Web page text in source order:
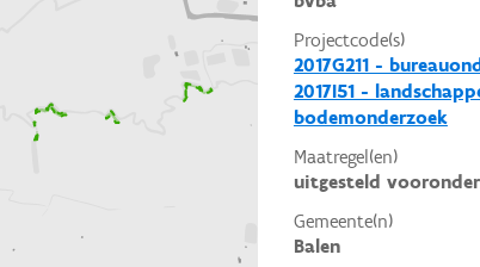
Projectcode(s)
2017G211 -
2017I51 -
bodemonderzoek
Maatregel(en)
uitgesteld
Gemeente(n)
Balen